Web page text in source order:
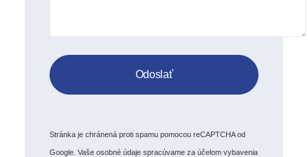
Stránka je chránená proti spamu pomocou reCAPTCHA od
Google. Vaše osobné údaje spracúvame za účelom vybavenia